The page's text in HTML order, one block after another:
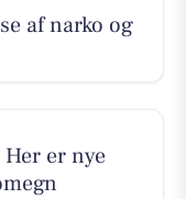
af narko og
er nye